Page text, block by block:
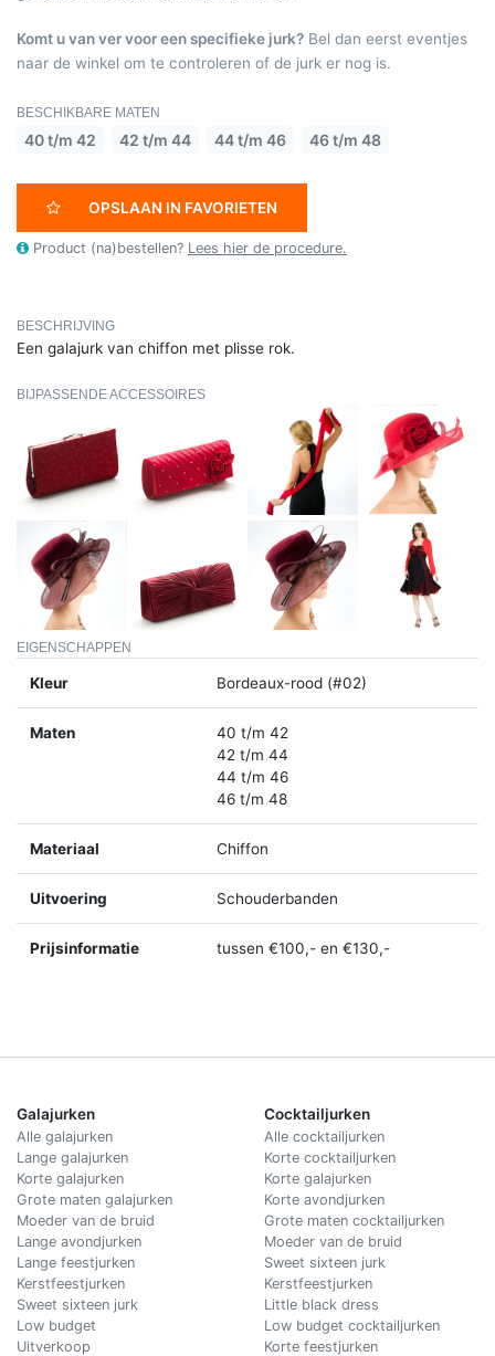
Komt u van ver voor een specifieke jurk? Bel dan eerst eventjes
naar de winkel om te controleren of de jurk er nog is.
BESCHIKBARE MATEN
40 t/m 42 42 t/m 44 44 t/m 46 46 t/m 48
OPSLAAN IN FAVORIETEN
Product (na)bestellen? Lees hier de procedure.
BESCHRIJVING
Een galajurk van chiffon met plisse rok.
BIJPASSENDE ACCESSOIRES
EIGENSCHAPPEN
Kleur Bordeaux-rood (#02)
Maten
40 t/m 42
42 t/m 44
44 t/m 46
46 t/m 48
Materiaal Chiffon
Uitvoering Schouderbanden
Prijsinformatie tussen €100,- en €130,-
Galajurken
Alle galajurken
Lange galajurken
Korte galajurken
Grote maten galajurken
Moeder van de bruid
Lange avondjurken
Lange feestjurken
Kerstfeestjurken
Sweet sixteen jurk
Low budget
Uitverkoop
Cocktailjurken
Alle cocktailjurken
Korte cocktailjurken
Korte galajurken
Korte avondjurken
Grote maten cocktailjurken
Moeder van de bruid
Sweet sixteen jurk
Kerstfeestjurken
Little black dress
Low budget cocktailjurken
Korte feestjurken